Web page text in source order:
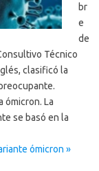
br
e
de
Técnico
clasificó la
ómicron. La
se basó en la
ómicron »